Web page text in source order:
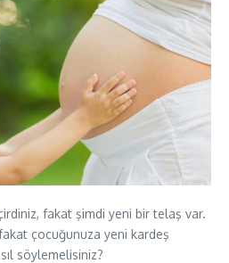
fakat şimdi yeni bir telaş var.
çocuğunuza yeni kardeş
söylemelisiniz?